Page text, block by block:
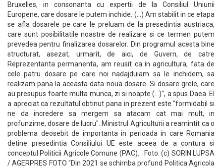
Bruxelles, in consonanta cu expertii de la Consiliul Uniunii
Europene, care dosare le putem inchide. (...) Am stabilit in ce etapa
se afla dosarele pe care le preluam de la presedintia austriaca,
care sunt posibilitatile noastre de realizare si ce termen putem
prevedea pentru finalizarea dosarelor. Din programul acesta bine
structurat, asezat, urmarit, de aici, de Guvern, de catre
Reprezentanta permanenta, am reusit ca in agricultura, fata de
cele patru dosare pe care noi nadajduiam sa le inchidem, sa
realizam pana la aceasta data noua dosare. Si dosare grele, care
au presupus foarte multa munca, zi si noapte (...)", a spus Daea. El
a apreciat ca rezultatul obtinut pana in prezent este "formidabil si
ne da incredere sa mergem sa atacam cat mai mult, in
profunzime, dosare de lucru". Ministrul Agriculturii a reamintit ca o
problema deosebit de importanta in perioada in care Romania
detine presedintia Consiliului UE este aceea de a contura si
conceptul Politicii Agricole Comune (PAC). Foto: (c) SORIN LUPSA
/ AGERPRES FOTO "Din 2021 se schimba profund Politica Agricola